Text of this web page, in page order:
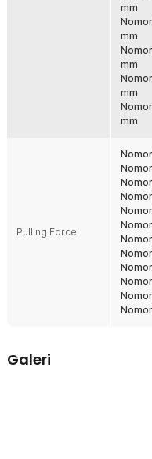
Material PE tahan
untuk sungai, danau,
membutuhkan satu senar
Banyak Pilihan Ukuran PE
Tersedia dari ukuran 0.105
Bisa dipilih untuk ikan kecil,
besar. Tinggal sesuaikan
Rincian yang Anda
1 x TaffSPORT Senar
mm
mm
mm
mm
mm
Pulling Force
Galeri